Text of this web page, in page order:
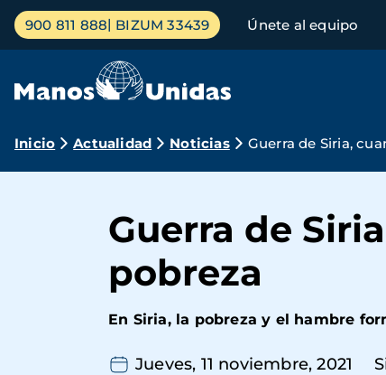
Pasar
contenido
Menú
principal
900 811 888 BIZUM 33439 Únete al equipo
Ruta
navegación
Inicio Actualidad Noticias Guerra de Siria,
Guerra de
pobreza
En Siria, la pobreza y el hambre
Jueves, 11 noviembre, 2021